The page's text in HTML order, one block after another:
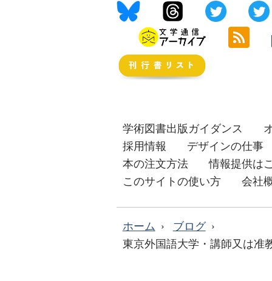
学術図書出版ガイダンス
採用情報
デザインの仕事
本の注文方法
情報提供は
このサイトの使い方
会社
ホーム
ブログ
東京外国語大学・講師又は准